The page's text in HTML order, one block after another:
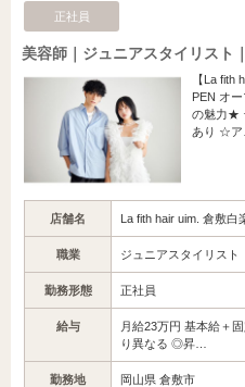
正社員
美容師｜ジュニアスタイリスト
【La fith
PEN オ
の魅力★
あり ☆ア
店舗名 La fith hair uim. 倉敷白
職業 ジュニアスタイリスト
勤務形態 正社員
給与
月給23万円 基本給＋
り異なる ◎昇…
勤務地 岡山県 倉敷市